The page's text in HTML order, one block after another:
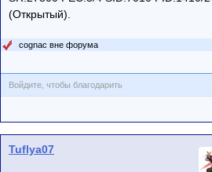
(Открытый).
cognac вне форума
Войдите, чтобы благодарить
Tuflya07